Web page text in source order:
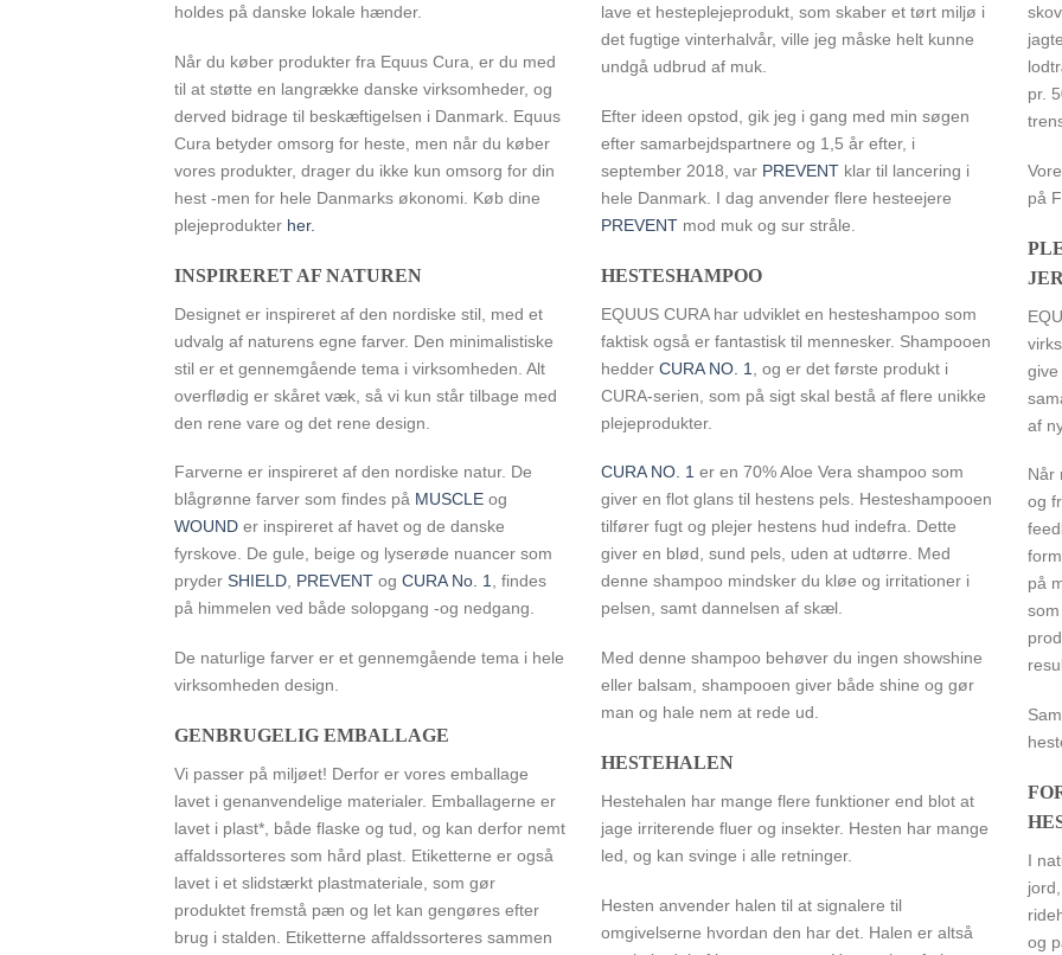
holdes på danske lokale hænder.
Når du køber produkter fra Equus Cura, er du med
til at støtte en langrække danske virksomheder, og
derved bidrage til beskæftigelsen i Danmark. Equus
Cura betyder omsorg for heste, men når du køber
vores produkter, drager du ikke kun omsorg for din
hest -men for hele Danmarks økonomi. Køb dine
plejeprodukter her.
INSPIRERET AF NATUREN
Designet er inspireret af den nordiske stil, med et
udvalg af naturens egne farver. Den minimalistiske
stil er et gennemgående tema i virksomheden. Alt
overflødig er skåret væk, så vi kun står tilbage med
den rene vare og det rene design.
Farverne er inspireret af den nordiske natur. De
blågrønne farver som findes på MUSCLE og
WOUND er inspireret af havet og de danske
fyrskove. De gule, beige og lyserøde nuancer som
pryder SHIELD, PREVENT og CURA No. 1, findes
på himmelen ved både solopgang -og nedgang.
De naturlige farver er et gennemgående tema i hele
virksomheden design.
GENBRUGELIG EMBALLAGE
Vi passer på miljøet! Derfor er vores emballage
lavet i genanvendelige materialer. Emballagerne er
lavet i plast*, både flaske og tud, og kan derfor nemt
affaldssorteres som hård plast. Etiketterne er også
lavet i et slidstærkt plastmateriale, som gør
produktet fremstå pæn og let kan gengøres efter
brug i stalden. Etiketterne affaldssorteres sammen
lave et hesteplejeprodukt, som skaber et tørt miljø i
det fugtige vinterhalvår, ville jeg måske helt kunne
undgå udbrud af muk.
Efter ideen opstod, gik jeg i gang med min søgen
efter samarbejdspartnere og 1,5 år efter, i
september 2018, var PREVENT klar til lancering i
hele Danmark. I dag anvender flere hesteejere
PREVENT mod muk og sur stråle.
HESTESHAMPOO
EQUUS CURA har udviklet en hesteshampoo som
faktisk også er fantastisk til mennesker. Shampooen
hedder CURA NO. 1
, og er det første produkt i
CURA-serien, som på sigt skal bestå af flere unikke
plejeprodukter.
CURA NO. 1 er en 70% Aloe Vera shampoo som
giver en flot glans til hestens pels. Hesteshampooen
tilfører fugt og plejer hestens hud indefra. Dette
giver en blød, sund pels, uden at udtørre. Med
denne shampoo mindsker du kløe og irritationer i
pelsen, samt dannelsen af skæl.
Med denne shampoo behøver du ingen showshine
eller balsam, shampooen giver både shine og gør
man og hale nem at rede ud.
HESTEHALEN
Hestehalen har mange flere funktioner end blot at
jage irriterende fluer og insekter. Hesten har mange
led, og kan svinge i alle retninger.
Hesten anvender halen til at signalere til
omgivelserne hvordan den har det. Halen er altså
pr.
på
af
Når
og
på
I
og